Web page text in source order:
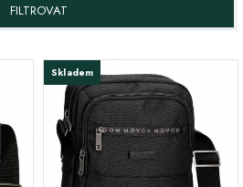
FILTROVAT
Skladem